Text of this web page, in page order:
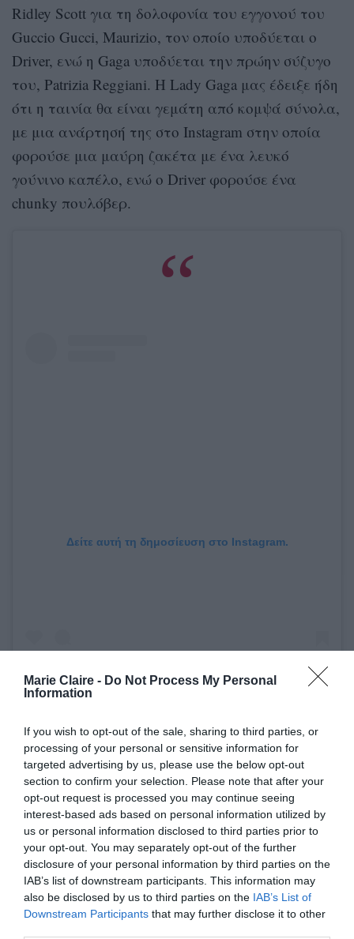
Marie Claire - Do Not Process My Personal
Information
If you wish to opt-out of the sale, sharing to third parties, or
processing of your personal or sensitive information for
targeted advertising by us, please use the below opt-out
section to confirm your selection. Please note that after your
opt-out request is processed you may continue seeing
interest-based ads based on personal information utilized by
us or personal information disclosed to third parties prior to
your opt-out. You may separately opt-out of the further
disclosure of your personal information by third parties on the
IAB’s list of downstream participants. This information may
also be disclosed by us to third parties on the IAB’s List of
Downstream Participants that may further disclose it to other
Ridley Scott για τη δολοφονία του εγγονού του
Guccio Gucci, Maurizio, τον οποίο υποδύεται ο
Driver, ενώ η Gaga υποδύεται την πρώην σύζυγο
του, Patrizia Reggiani. Η Lady Gaga μας έδειξε ήδη
ότι η ταινία θα είναι γεμάτη από κομψά σύνολα,
με μια ανάρτησή της στο Instagram στην οποία
φορούσε μια μαύρη ζακέτα με ένα λευκό
γούνινο καπέλο, ενώ ο Driver φορούσε ένα
chunky πουλόβερ.
Δείτε αυτή τη δημοσίευση στο Instagram.
Κατά τη διάρκεια των γυρισμάτων στο Μιλάνο,
ρίξαμε ακόμα μια ματιά στα κοστούμια της και
αυτή τη φορά το look της περιελάμβανε ένα
κομψό φόρεμα σε ανοιχτή καφέ απόχρωση από
την Max Mara.